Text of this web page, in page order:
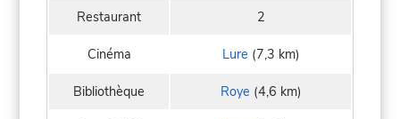
Restaurant 2
Cinéma Lure (7,3 km)
Bibliothèque Roye (4,6 km)